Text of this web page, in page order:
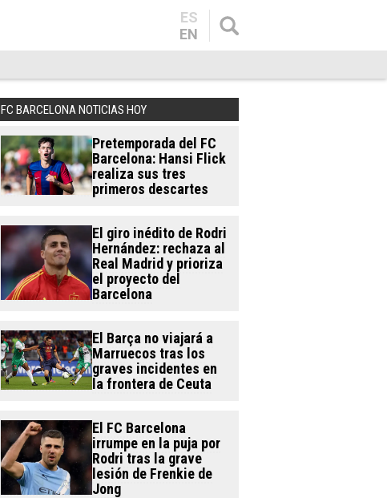
ES
EN
FC BARCELONA NOTICIAS HOY
Pretemporada del FC
Barcelona: Hansi Flick
realiza sus tres
primeros descartes
El giro inédito de Rodri
Hernández: rechaza al
Real Madrid y prioriza
el proyecto del
Barcelona
El Barça no viajará a
Marruecos tras los
graves incidentes en
la frontera de Ceuta
El FC Barcelona
irrumpe en la puja por
Rodri tras la grave
lesión de Frenkie de
Jong